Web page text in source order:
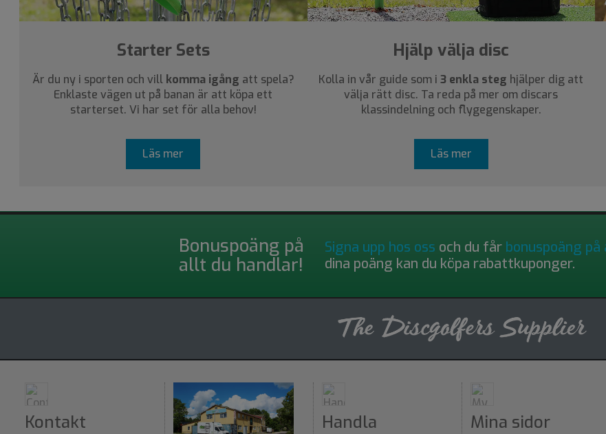
Starter Sets
Är du ny i sporten och vill komma igång att spela?
Enklaste vägen ut på banan är att köpa ett
starterset. Vi har set för alla behov!
Läs mer
Hjälp välja disc
Kolla in vår guide som i3 enkla steg hjälper dig att
välja rätt disc. Ta reda på mer om discars
klassindelning och flygegenskaper.
Läs mer
Bonuspoäng på
allt du handlar!
Signa upp hos oss och du får bonuspoäng
dina poäng kan du köpa rabattkuponger.
Kontakt Handla Mina sidor